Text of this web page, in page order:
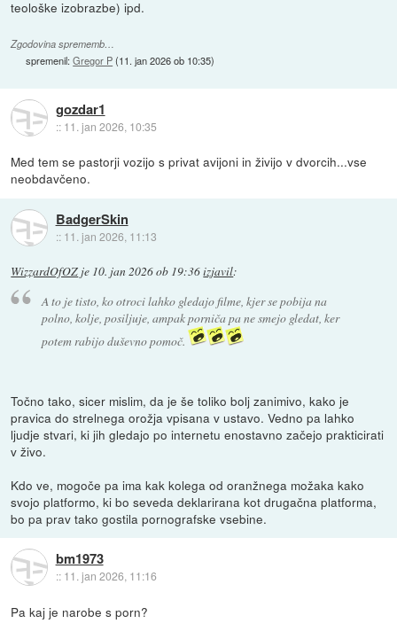
teološke izobrazbe) ipd.
Zgodovina sprememb…
spremenil:Gregor P(11. jan 2026 ob 10:35)
gozdar1
:: 11. jan 2026, 10:35
Med tem se pastorji vozijo s privat avijoni in živijo v dvorcih...vse
neobdavčeno.
BadgerSkin
:: 11. jan 2026, 11:13
WizzardOfOZ je 10. jan 2026 ob 19:36izjavil:
A to je tisto, ko otroci lahko gledajo filme, kjer se pobija na
polno, kolje, posiljuje, ampak porniča pa ne smejo gledat, ker
potem rabijo duševno pomoč.
Točno tako, sicer mislim, da je še toliko bolj zanimivo, kako je
pravica do strelnega orožja vpisana v ustavo. Vedno pa lahko
ljudje stvari, ki jih gledajo po internetu enostavno začejo prakticirati
v živo.
Kdo ve, mogoče pa ima kak kolega od oranžnega možaka kako
svojo platformo, ki bo seveda deklarirana kot drugačna platforma,
bo pa prav tako gostila pornografske vsebine.
bm1973
:: 11. jan 2026, 11:16
Pa kaj je narobe s porn?